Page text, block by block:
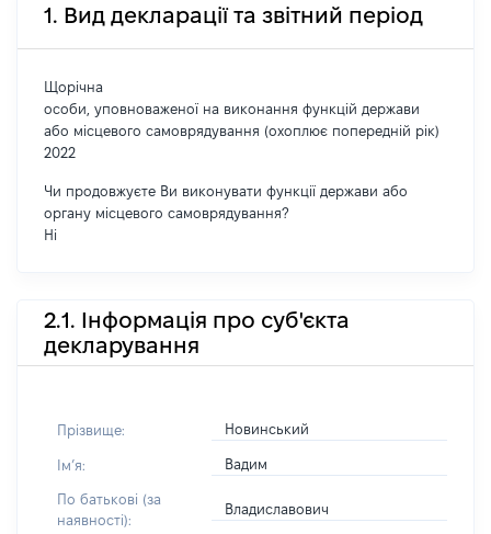
1. Вид декларації та звітний період
Щорічна
особи, уповноваженої на виконання функцій держави
або місцевого самоврядування (охоплює попередній рік)
2022
Чи продовжуєте Ви виконувати функції держави або
органу місцевого самоврядування?
Ні
2.1. Інформація про суб'єкта
декларування
Прізвище: Новинський
Імʼя: Вадим
По батькові (за
наявності):
Владиславович